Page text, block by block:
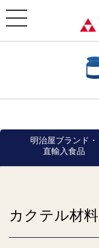
toggle
navigation
明治屋ブランド・
直輸入食品
カクテル材料